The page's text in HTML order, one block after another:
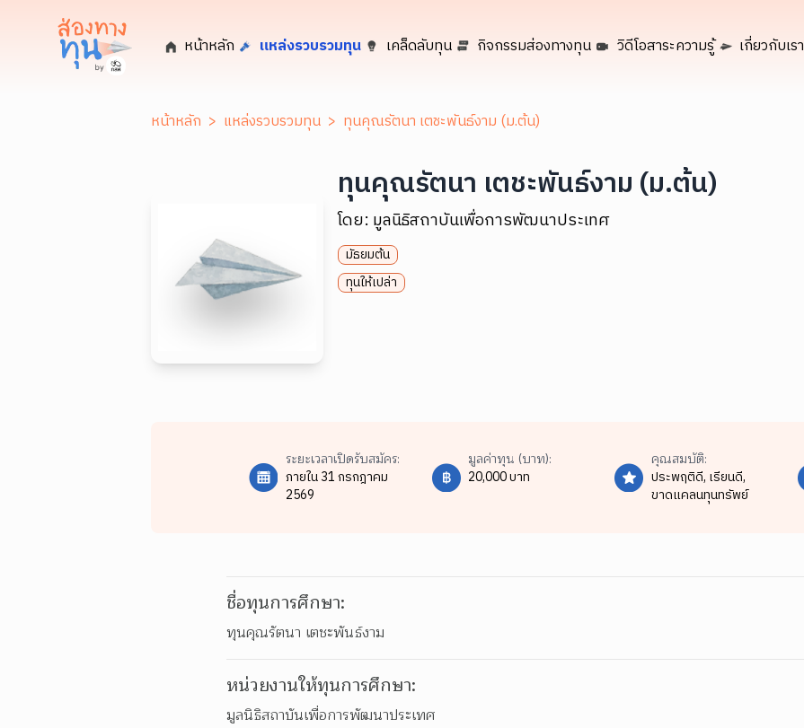
หน้าหลัก แหล่งรวบรวมทุน เคล็ดลับทุน กิจกรรมส่องทางทุน วิดีโอสาระความรู้ เกี่ยวกับเรา
หน้าหลัก > แหล่งรวบรวมทุน > ทุนคุณรัตนา เตชะพันธ์งาม (ม.ต้น)
ทุนคุณรัตนา เตชะพันธ์งาม (ม.ต้น)
โดย: มูลนิธิสถาบันเพื่อการพัฒนาประเทศ
มัธยมต้น
ทุนให้เปล่า
ระยะเวลาเปิดรับสมัคร:
ภายใน 31 กรกฎาคม
2569
มูลค่าทุน (บาท):
20,000 บาท
คุณสมบัติ:
ประพฤติดี, เรียนดี,
ขาดแคลนทุนทรัพย์
ชื่อทุนการศึกษา:
ทุนคุณรัตนา เตชะพันธ์งาม
หน่วยงานให้ทุนการศึกษา:
มูลนิธิสถาบันเพื่อการพัฒนาประเทศ